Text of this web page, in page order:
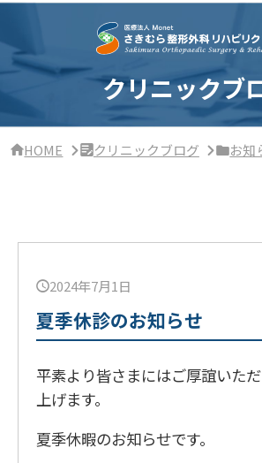
サ
ド
ー・
クリニックブ
HOME クリニックブログ お知
2024年7月1日
夏季休診のお知らせ
平素より皆さまにはご厚誼いた
上げます。
夏季休暇のお知らせです。